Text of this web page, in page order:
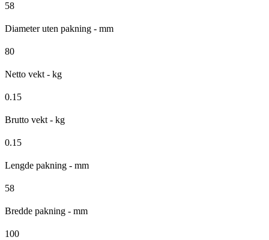
58
Diameter uten pakning - mm
80
Netto vekt - kg
0.15
Brutto vekt - kg
0.15
Lengde pakning - mm
58
Bredde pakning - mm
100